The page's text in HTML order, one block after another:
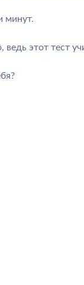
минут.
ведь этот тест